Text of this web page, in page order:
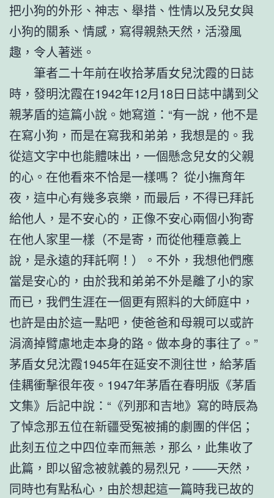
把小狗的外形、神志、舉措、性情以及兒女與
小狗的關系、情感，寫得親熱天然，活潑風
趣，令人著迷。
筆者二十年前在收拾茅盾女兒沈霞的日誌
時，發明沈霞在1942年12月18日日誌中講到父
親茅盾的這篇小說。她寫道：“有一說，他不是
在寫小狗，而是在寫我和弟弟，我想是的。我
從這文字中也能體味出，一個懸念兒女的父親
的心。在他看來不恰是一樣嗎？ 從小撫育年
夜，這中心有幾多哀樂，而最后，不得已拜託
給他人，是不安心的，正像不安心兩個小狗寄
在他人家里一樣（不是寄，而從他種意義上
說，是永遠的拜託啊！）。不外，我想他們應
當是安心的，由於我和弟弟不外是離了小的家
而已，我們生涯在一個更有照料的大師庭中，
也許是由於這一點吧，使爸爸和母親可以或許
涓滴掉臂慮地走本身的路。做本身的事往了。”
茅盾女兒沈霞1945年在延安不測往世，給茅盾
佳耦衝擊很年夜。1947年茅盾在春明版《茅盾
文集》后記中說：“《列那和吉地》寫的時辰為
了悼念那五位在新疆受冤被捕的劇團的伴侶；
此刻五位之中四位幸而無恙，那么，此集收了
此篇，即以留念被就義的易烈兄，——天然，
同時也有點私心，由於想起這一篇時我已故的